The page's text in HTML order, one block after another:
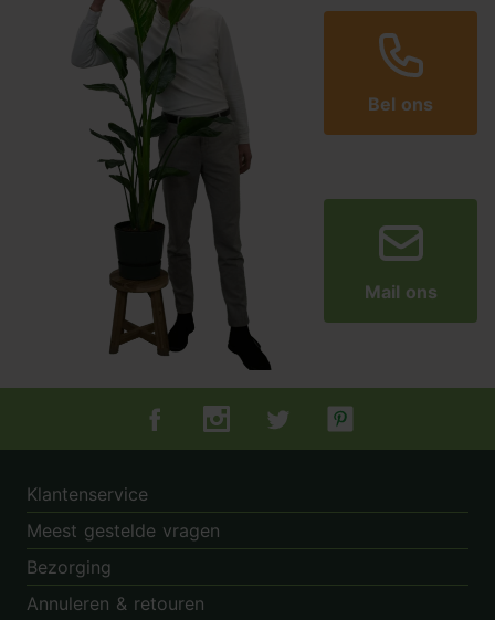
Bel ons
Mail ons
Tuincentrum.nl op Facebook
Tuincentrum.nl op Instagram
Tuincentrum.nl op Twitter
Tuincentrum.nl op
Klantenservice
Meest gestelde vragen
Bezorging
Annuleren & retouren